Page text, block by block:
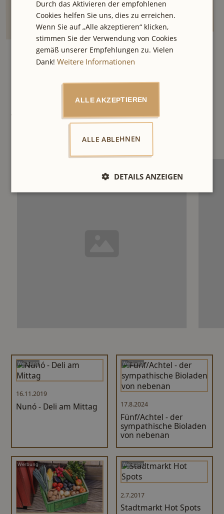
Weitere Empfehlungen
Das könnte dir auch gefallen
Werbung
16.11.2019
Nunó - Deli am Mittag
Werbung
17.8.2024
Fünf/Achtel - der
sympathische Bioladen
von nebenan
Werbung Werbung
2.7.2017
Stadtmarkt Hot Spots
Durch das Aktivieren der empfohlenen
Cookies helfen Sie uns, dies zu erreichen.
Wenn Sie auf „Alle akzeptieren“ klicken,
stimmen Sie der Verwendung von Cookies
gemäß unserer Empfehlungen zu. Vielen
Dank!Weitere Informationen
ALLE AKZEPTIEREN
ALLE ABLEHNEN
DETAILS ANZEIGEN